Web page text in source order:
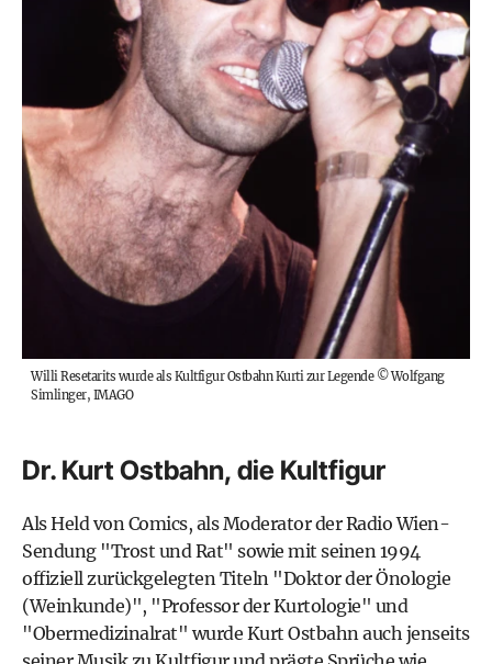
Willi Resetarits wurde als Kultfigur Ostbahn Kurti zur Legende©Wolfgang
Simlinger, IMAGO
Dr. Kurt Ostbahn, die Kultfigur
Als Held von Comics, als Moderator der Radio Wien-
Sendung "Trost und Rat" sowie mit seinen 1994
offiziell zurückgelegten Titeln "Doktor der Önologie
(Weinkunde)", "Professor der Kurtologie" und
"Obermedizinalrat" wurde Kurt Ostbahn auch jenseits